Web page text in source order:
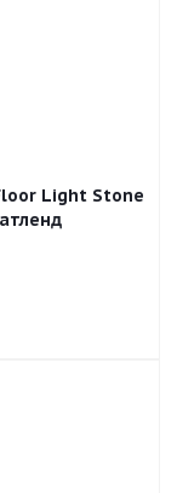
Light Stone